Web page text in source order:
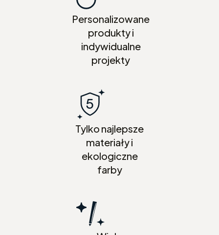
Personalizowane
produkty i
indywidualne
projekty
Tylko najlepsze
materiały i
ekologiczne
farby